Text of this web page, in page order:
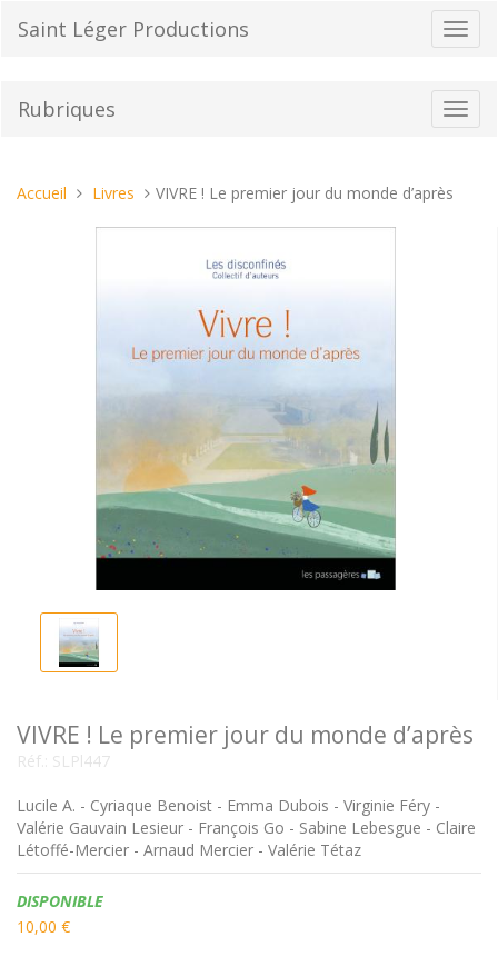
la
Saint Léger Productions
la
Rubriques
Vous
Accueil Livres VIVRE ! Le premier jour du monde d’après
VIVRE ! Le premier jour du monde d’après
Réf.: SLPl447
Lucile A. - Cyriaque Benoist - Emma Dubois - Virginie Féry -
Valérie Gauvain Lesieur - François Go - Sabine Lebesgue - Claire
Létoffé-Mercier - Arnaud Mercier - Valérie Tétaz
Disponibilité:
DISPONIBLE
10,00 €